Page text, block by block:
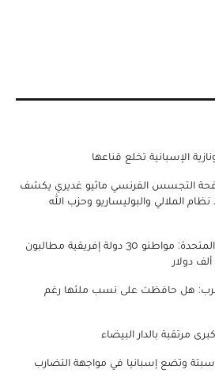
الإسبانية تخلع قناعها
التجسس الفرنسي ماثيو غديري يكشف
الملالي والبوليساريو وحزب الله
تأشيرة الدخول للولايات المتحدة: مواطنو 30 دولة إفريقية مطالبون
هل حافظت على نسب ملئها رغم
مرتقبة بالدار البيضاء
وتضع إسبانيا في مواجهة التضارب